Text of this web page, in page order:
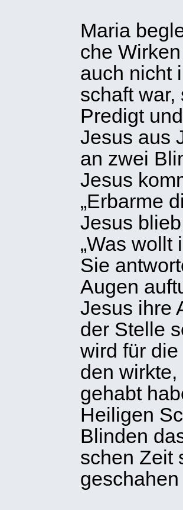
Maria
che
auch nicht
schaft
Pre­digt
Jesus aus
an zwei
Jesus
„Erbarme
Jesus
„Was wollt
Sie
Augen
Jesus ihre
der Stelle
wird für
den
gehabt
Hei­li­gen
Blin­den
schen Zeit